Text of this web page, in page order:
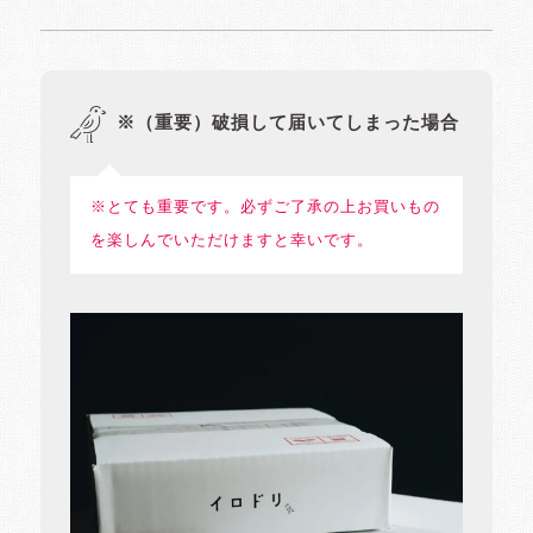
※（重要）破損して届いてしまった場合
※とても重要です。必ずご了承の上お買いもの
を楽しんでいただけますと幸いです。